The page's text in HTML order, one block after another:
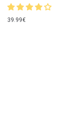
39.99€